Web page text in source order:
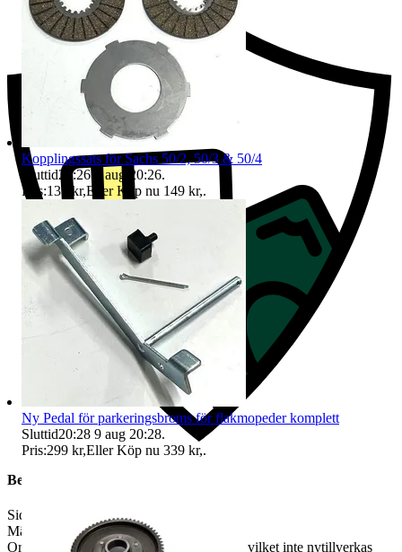
Beskrivning
Sidostöd MCB 275 mm
Mät gärna ditt nuvarande stöd
Original fanns även ett 235mm långt stöd, vilket inte nytillverkas
Kopplingssats för Sachs 50/2, 50/3 & 50/4
Sluttid20:26 9 aug 20:26.
Pris:135 kr,Eller Köp nu 149 kr,.
Ny Pedal för parkeringsbroms för flakmopeder komplett
Sluttid20:28 9 aug 20:28.
Pris:299 kr,Eller Köp nu 339 kr,.